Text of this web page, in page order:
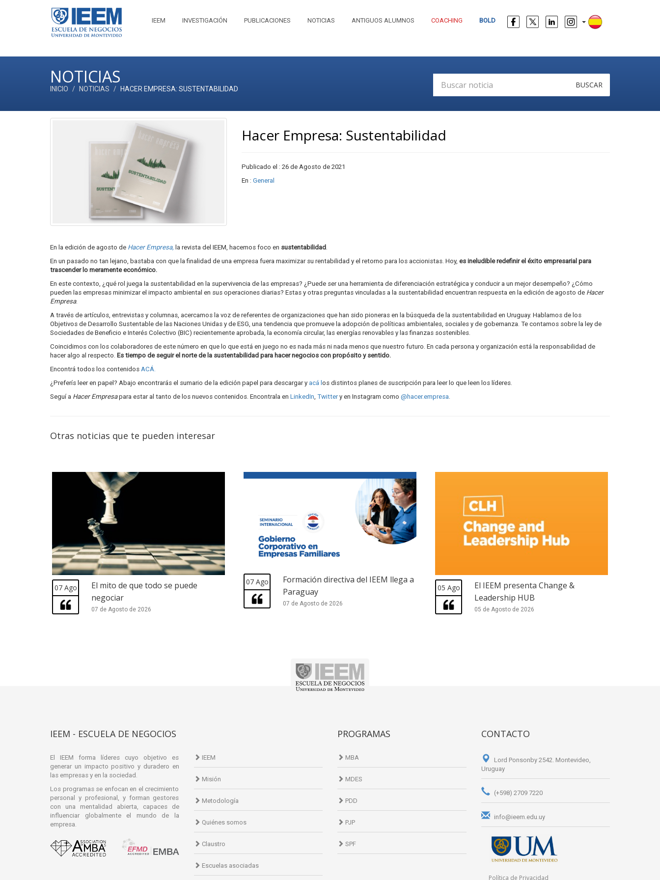
IEEM INVESTIGACIÓN PUBLICACIONES NOTICIAS ANTIGUOS ALUMNOS COACHING BOLD
NOTICIAS
INICIO NOTICIAS HACER EMPRESA: SUSTENTABILIDAD BUSCAR
Hacer Empresa: Sustentabilidad
Publicado el : 26 de Agosto de 2021
En : General
En la edición de agosto de Hacer Empresa, la revista del IEEM, hacemos foco en sustentabilidad
En un pasado no tan lejano, bastaba con que la finalidad de una empresa fuera maximizar su rentabilidad y el retorno para los accionistas. Hoy, es ineludible redefinir el éxito empresarial para
trascender lo meramente económico.
En este contexto, ¿qué rol juega la sustentabilidad en la supervivencia de las empresas? ¿Puede ser una herramienta de diferenciación estratégica y conducir a un mejor desempeño? ¿Cómo
pueden las empresas minimizar el impacto ambiental en sus operaciones diarias? Estas y otras preguntas vinculadas a la sustentabilidad encuentran respuesta en la edición de agosto de Hacer
Empresa.
A través de artículos, entrevistas y columnas, acercamos la voz de referentes de organizaciones que han sido pioneras en la búsqueda de la sustentabilidad en Uruguay. Hablamos de los
Objetivos de Desarrollo Sustentable de las Naciones Unidas y de ESG, una tendencia que promueve la adopción de políticas ambientales, sociales y de gobernanza. Te contamos sobre la ley de
Sociedades de Beneficio e Interés Colectivo (BIC) recientemente aprobada, la economía circular, las energías renovables y las finanzas sostenibles.
Coincidimos con los colaboradores de este número en que lo que está en juego no es nada más ni nada menos que nuestro futuro. En cada persona y organización está la responsabilidad de
hacer algo al respecto. Es tiempo de seguir el norte de la sustentabilidad para hacer negocios con propósito y sentido.
Encontrá todos los contenidos ACÁ.
¿Preferís leer en papel? Abajo encontrarás el sumario de la edición papel para descargar y acá los distintos planes de suscripción para leer lo que leen los líderes.
Seguí a Hacer Empresapara estar al tanto de los nuevos contenidos. Encontrala en LinkedIn Twittery en Instagram como @hacer.empresa
Otras noticias que te pueden interesar
07 Ago
El mito de que todo se puede
negociar
07 de Agosto de 2026
07 Ago
Formación directiva del IEEM llega a
Paraguay
07 de Agosto de 2026
05 Ago
El IEEM presenta Change &
Leadership HUB
05 de Agosto de 2026
IEEM - ESCUELA DE NEGOCIOS
El IEEM forma líderes cuyo objetivo es
generar un impacto positivo y duradero en
las empresas y en la sociedad.
Los programas se enfocan en el crecimiento
personal y profesional, y forman gestores
con una mentalidad abierta, capaces de
influenciar globalmente el mundo de la
empresa.
IEEM
Misión
Metodología
Quiénes somos
Claustro
Escuelas asociadas
PROGRAMAS
MBA
MDES
PDD
PJP
SPF
CONTACTO
Lord Ponsonby 2542. Montevideo,
Uruguay
(+598) 2709 7220
info@ieem.edu.uy
Política de Privacidad